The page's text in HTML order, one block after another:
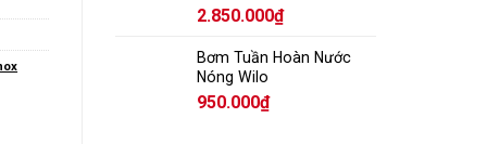
2.850.000₫
Bơm Tuần Hoàn Nước
Nóng Wilo
950.000₫